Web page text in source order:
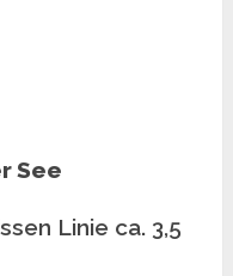
See
Linie ca. 3,5